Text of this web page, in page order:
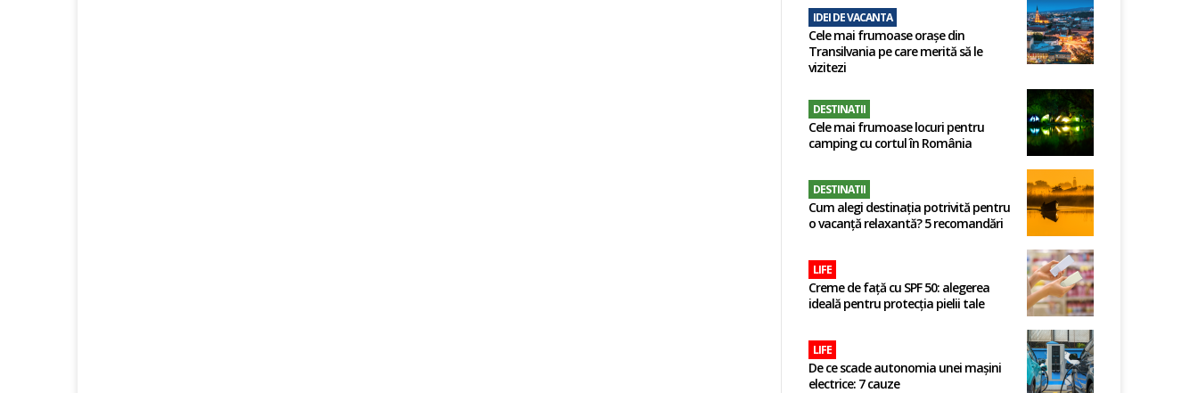
IDEI DE VACANTA
Cele mai frumoase orașe din
Transilvania pe care merită să le
vizitezi
DESTINATII
Cele mai frumoase locuri pentru
camping cu cortul în România
DESTINATII
Cum alegi destinația potrivită pentru
o vacanță relaxantă? 5 recomandări
LIFE
Creme de față cu SPF 50: alegerea
ideală pentru protecția pielii tale
LIFE
De ce scade autonomia unei mașini
electrice: 7 cauze